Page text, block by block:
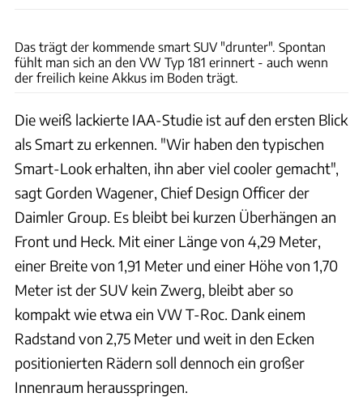
Das trägt der kommende smart SUV "drunter". Spontan
fühlt man sich an den VW Typ 181 erinnert - auch wenn
der freilich keine Akkus im Boden trägt.
Die weiß lackierte IAA-Studie ist auf den ersten Blick
als Smart zu erkennen. "Wir haben den typischen
Smart-Look erhalten, ihn aber viel cooler gemacht",
sagt Gorden Wagener, Chief Design Officer der
Daimler Group. Es bleibt bei kurzen Überhängen an
Front und Heck. Mit einer Länge von 4,29 Meter,
einer Breite von 1,91 Meter und einer Höhe von 1,70
Meter ist der SUV kein Zwerg, bleibt aber so
kompakt wie etwa ein VW T-Roc. Dank einem
Radstand von 2,75 Meter und weit in den Ecken
positionierten Rädern soll dennoch ein großer
Innenraum herausspringen.